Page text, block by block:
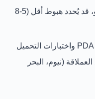
في مشاريع أرامكو، قد يُحدد هبوط أقل (5-8
استخدام أنظمة PDA واختبارات التحميل
(نيوم، البحر